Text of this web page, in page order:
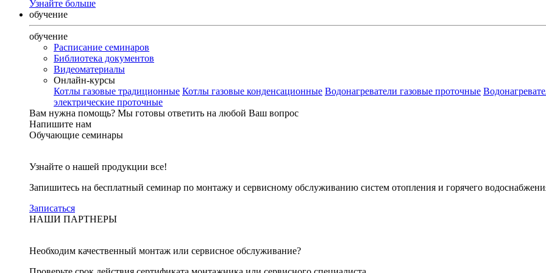
Узнайте больше
обучение
обучение
Расписание семинаров
Библиотека документов
Видеоматериалы
Онлайн-курсы
Котлы газовые традиционные Котлы газовые конденсационные Водонагреватели газовые проточные
электрические проточные
Вам нужна помощь? Мы готовы ответить на любой Ваш вопрос
Напишите нам
Обучающие семинары
Узнайте о нашей продукции все!
Запишитесь на бесплатный семинар по монтажу и сервисному обслуживанию систем отопления и горячего
Записаться
НАШИ ПАРТНЕРЫ
Необходим качественный монтаж или сервисное обслуживание?